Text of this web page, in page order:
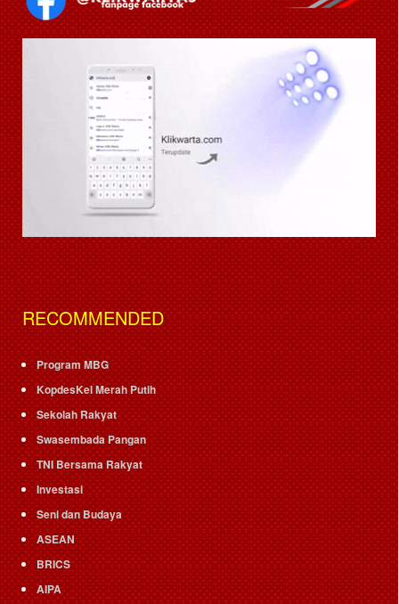
RECOMMENDED
Program MBG
KopdesKel Merah Putih
Sekolah Rakyat
Swasembada Pangan
TNI Bersama Rakyat
Investasi
Seni dan Budaya
ASEAN
BRICS
AIPA